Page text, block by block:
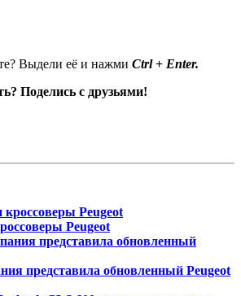
Выдели её и нажми Ctrl+ Enter.
Поделись с друзьями!
Peugeot
представила обновленный Peugeot